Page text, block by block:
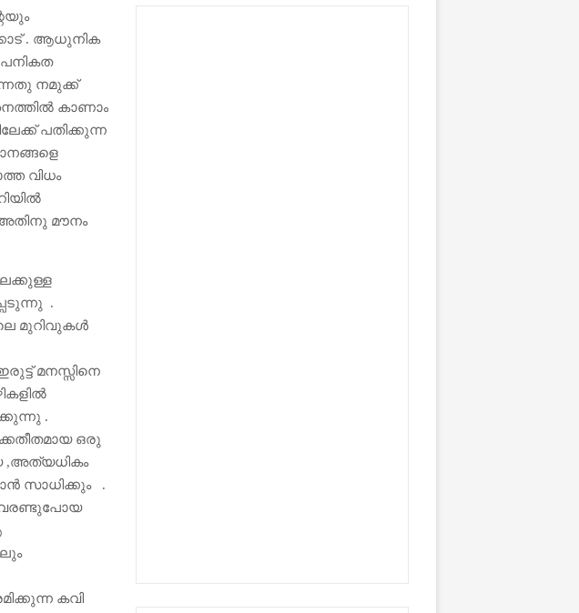
. ആധുനിക
നമുക്ക്‌
കാണാം
പതിക്കുന്ന
വിധം
മൗനം
.
മുറിവുകൾ
മനസ്സിനെ
.
ഒരു
,അത്യധികം
സാധിക്കും .
വരണ്ടുപോയ
കവി